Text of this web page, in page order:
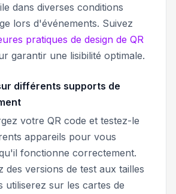
dans diverses conditions
lors d'événements. Suivez
pratiques de design de QR
garantir une lisibilité optimale.
différents supports de
votre QR code et testez-le
appareils pour vous
fonctionne correctement.
des versions de test aux tailles
utiliserez sur les cartes de